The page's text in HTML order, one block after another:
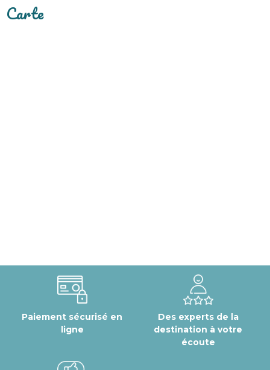
Carte
Paiement sécurisé en
ligne
Des experts de la
destination à votre
écoute